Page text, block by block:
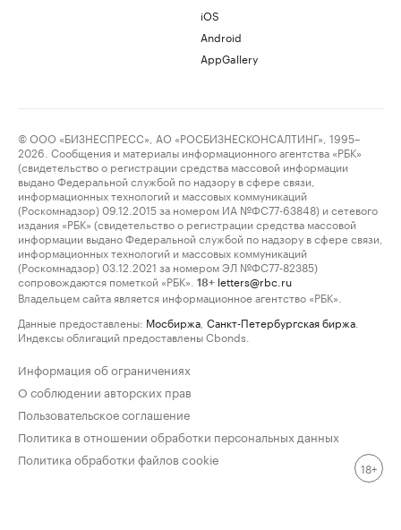
iOS
Android
AppGallery
© ООО «БИЗНЕСПРЕСС», АО «РОСБИЗНЕСКОНСАЛТИНГ», 1995–
2026. Сообщения и материалы информационного агентства «РБК»
(свидетельство о регистрации средства массовой информации
выдано Федеральной службой по надзору в сфере связи,
информационных технологий и массовых коммуникаций
(Роскомнадзор) 09.12.2015 за номером ИА №ФС77-63848) и сетевого
издания «РБК» (свидетельство о регистрации средства массовой
информации выдано Федеральной службой по надзору в сфере связи,
информационных технологий и массовых коммуникаций
(Роскомнадзор) 03.12.2021 за номером ЭЛ №ФС77-82385)
сопровождаются пометкой «РБК».
18+ letters@rbc.ru
Владельцем сайта является информационное агентство «РБК».
Данные предоставлены: Мосбиржа Санкт-Петербургская биржа
Индексы облигаций предоставлены Cbonds.
Информация об ограничениях
О соблюдении авторских прав
Пользовательское соглашение
Политика в отношении обработки персональных данных
Политика обработки файлов cookie
18+